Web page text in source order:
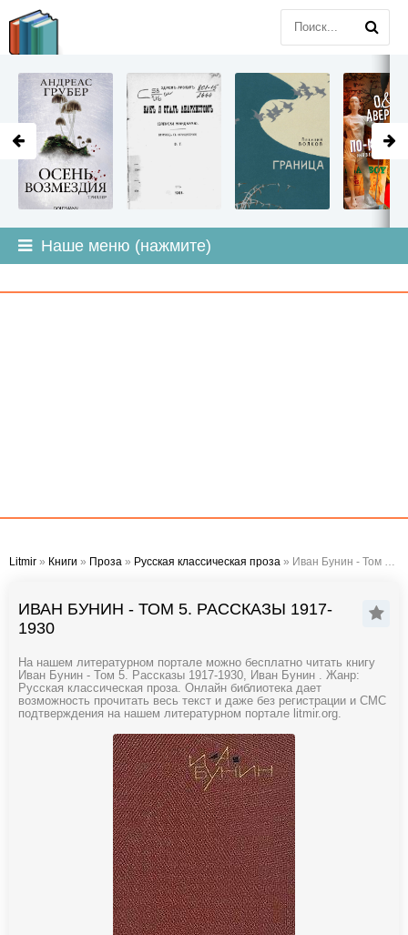
Наше меню (нажмите)
Litmir » Книги » Проза » Русская классическая проза » Иван Бунин - Том 5. Рассказы 1917-1930
ИВАН БУНИН - ТОМ 5. РАССКАЗЫ 1917-
1930
На нашем литературном портале можно бесплатно читать книгу
Иван Бунин - Том 5. Рассказы 1917-1930, Иван Бунин . Жанр:
Русская классическая проза. Онлайн библиотека дает
возможность прочитать весь текст и даже без регистрации и СМС
подтверждения на нашем литературном портале litmir.org.
LITMIR.ORG